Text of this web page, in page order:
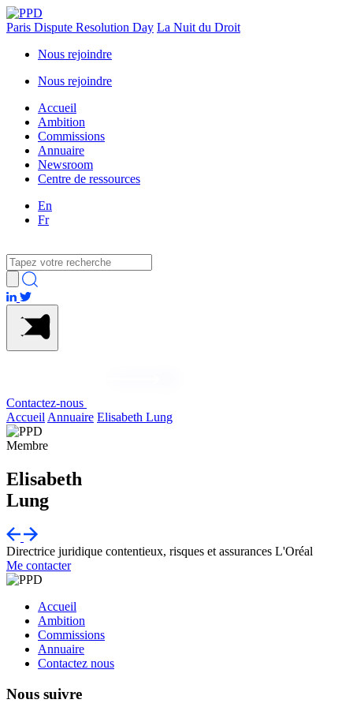
Paris Dispute Resolution Day La Nuit du Droit
Nous rejoindre
Nous rejoindre
Accueil
Ambition
Commissions
Annuaire
Newsroom
Centre de ressources
En
Fr
Contactez-nous
Accueil Annuaire Elisabeth Lung
Membre
Elisabeth
Lung
Directrice juridique contentieux, risques et assurances L'Oréal
Me contacter
Accueil
Ambition
Commissions
Annuaire
Contactez nous
Nous suivre